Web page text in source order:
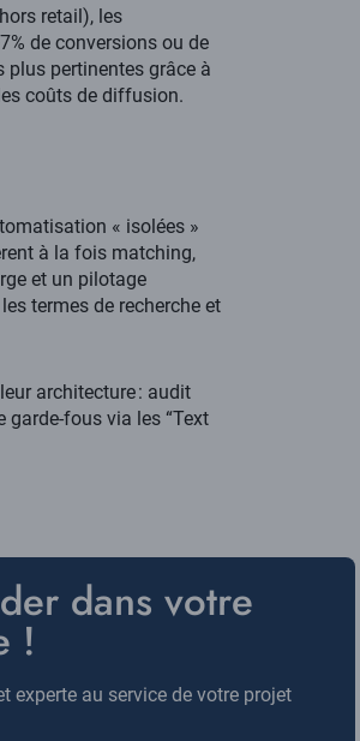
retail), les
de conversions ou de
plus pertinentes grâce à
coûts de diffusion.
« isolées »
à la fois matching,
et un pilotage
termes de recherche et
architecture : audit
garde-fous via les “Text
dans votre
!
experte au service de votre projet